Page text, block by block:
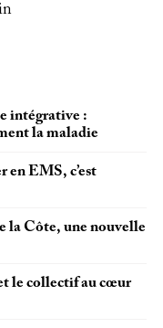
intégrative :
la maladie
en EMS, c’est
la Côte, une nouvelle
le collectif au cœur